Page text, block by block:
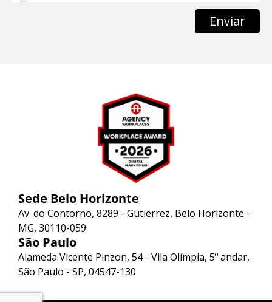
Enviar
Sede Belo Horizonte
Av. do Contorno, 8289 - Gutierrez, Belo Horizonte -
MG, 30110-059
São Paulo
Alameda Vicente Pinzon, 54 - Vila Olímpia, 5º andar,
São Paulo - SP, 04547-130